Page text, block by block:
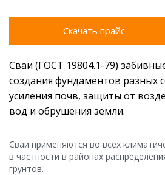
Скачать прайс
Сваи (ГОСТ 19804.1-79)
создания фундаментов разных
усиления почв, защиты от
вод и обрушения земли.
Сваи применяются во всех
в частности в районах
грунтов.
КОНТАКТЫ
ТЕНДЕРЫ